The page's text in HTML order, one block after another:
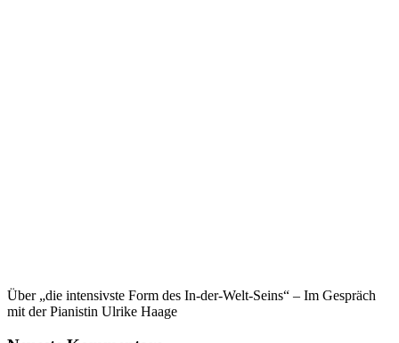
Über „die intensivste Form des In-der-Welt-Seins“ – Im Gespräch
mit der Pianistin Ulrike Haage